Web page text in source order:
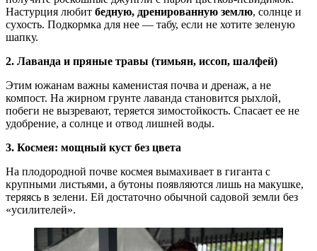
Настурция любит бедную, дренированную землю, солнце и
сухость. Подкормка для нее — табу, если не хотите зеленую
шапку.
2. Лаванда и пряные травы (тимьян, иссоп, шалфей)
Этим южанам важны каменистая почва и дренаж, а не
компост. На жирном грунте лаванда становится рыхлой,
побеги не вызревают, теряется зимостойкость. Спасает ее не
удобрение, а солнце и отвод лишней воды.
3. Космея: мощный куст без цвета
На плодородной почве космея вымахивает в гиганта с
крупными листьями, а бутоны появляются лишь на макушке,
теряясь в зелени. Ей достаточно обычной садовой земли без
«усилителей».